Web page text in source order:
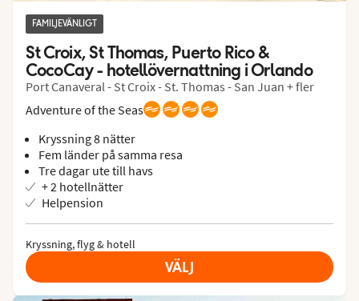
FAMILJEVÄNLIGT
St Croix, St Thomas, Puerto Rico &
CocoCay - hotellövernattning i Orlando
Port Canaveral - St Croix - St. Thomas - San Juan + fler
Adventure of the Seas
Kryssning 8 nätter
Fem länder på samma resa
Tre dagar ute till havs
+ 2 hotellnätter
Helpension
Kryssning, flyg & hotell
VÄLJ